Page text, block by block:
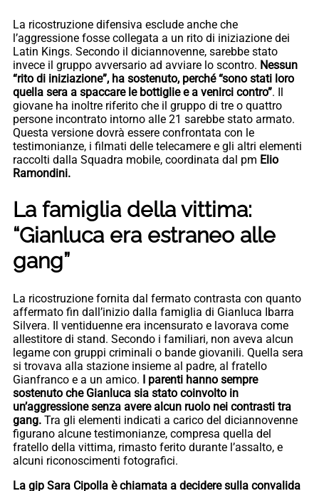
La ricostruzione difensiva esclude anche che
l’aggressione fosse collegata a un rito di iniziazione dei
Latin Kings. Secondo il diciannovenne, sarebbe stato
invece il gruppo avversario ad avviare lo scontro. Nessun
“rito di iniziazione”, ha sostenuto, perché “sono stati loro
quella sera a spaccare le bottiglie e a venirci contro”. Il
giovane ha inoltre riferito che il gruppo di tre o quattro
persone incontrato intorno alle 21 sarebbe stato armato.
Questa versione dovrà essere confrontata con le
testimonianze, i filmati delle telecamere e gli altri elementi
raccolti dalla Squadra mobile, coordinata dal pm Elio
Ramondini.
La famiglia della vittima:
“Gianluca era estraneo alle
gang”
La ricostruzione fornita dal fermato contrasta con quanto
affermato fin dall’inizio dalla famiglia di Gianluca Ibarra
Silvera. Il ventiduenne era incensurato e lavorava come
allestitore di stand. Secondo i familiari, non aveva alcun
legame con gruppi criminali o bande giovanili. Quella sera
si trovava alla stazione insieme al padre, al fratello
Gianfranco e a un amico.
I parenti hanno sempre
sostenuto che Gianluca sia stato coinvolto in
un’aggressione senza avere alcun ruolo nei contrasti tra
gang. Tra gli elementi indicati a carico del diciannovenne
figurano alcune testimonianze, compresa quella del
fratello della vittima, rimasto ferito durante l’assalto, e
alcuni riconoscimenti fotografici.
La gip Sara Cipolla è chiamata a decidere sulla convalida